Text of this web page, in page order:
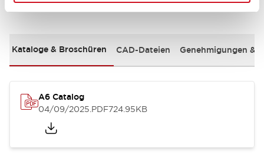
Dokumente und Dateien
Kataloge & Broschüren CAD-Dateien Genehmigungen &
A6 Catalog
04/09/2025.PDF724.95KB